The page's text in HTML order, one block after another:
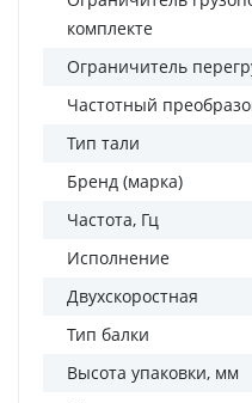
комплекте
Ограничитель
Частотный
Тип тали
Бренд (марка)
Частота, Гц
Исполнение
Двухскоростная
Тип балки
Высота упаковки, мм